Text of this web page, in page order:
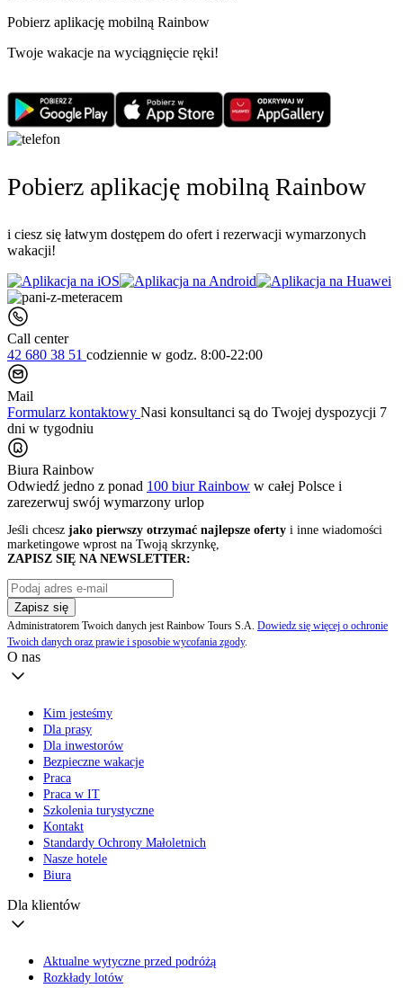
Pobierz aplikację mobilną Rainbow
Twoje wakacje na wyciągnięcie ręki!
Pobierz aplikację mobilną Rainbow
i ciesz się łatwym dostępem do ofert i rezerwacji wymarzonych
wakacji!
Call center
42 680 38 51 codziennie w godz. 8:00-22:00
Mail
Formularz kontaktowy Nasi konsultanci są do Twojej dyspozycji 7
dni w tygodniu
Biura Rainbow
Odwiedź jedno z ponad 100 biur Rainbow w całej Polsce i
zarezerwuj swój wymarzony urlop
Jeśli chcesz jako pierwszy otrzymać najlepsze oferty i inne wiadomości
marketingowe wprost na Twoją skrzynkę,
ZAPISZ SIĘ NA NEWSLETTER:
Zapisz się
Administratorem Twoich danych jest Rainbow Tours S.A. Dowiedz się więcej o ochronie
Twoich danych oraz prawie i sposobie wycofania zgody.
O nas
Kim jesteśmy
Dla prasy
Dla inwestorów
Bezpieczne wakacje
Praca
Praca w IT
Szkolenia turystyczne
Kontakt
Standardy Ochrony Małoletnich
Nasze hotele
Biura
Dla klientów
Aktualne wytyczne przed podróżą
Rozkłady lotów